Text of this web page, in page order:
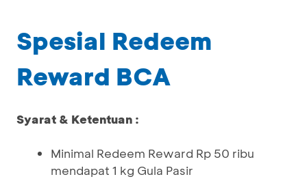
Spesial Redeem
Reward BCA
Syarat & Ketentuan :
Minimal Redeem Reward Rp 50 ribu
mendapat 1 kg Gula Pasir